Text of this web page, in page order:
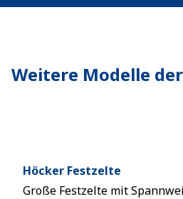
Weitere Modelle
Höcker Festzelte
Große Festzelte mit